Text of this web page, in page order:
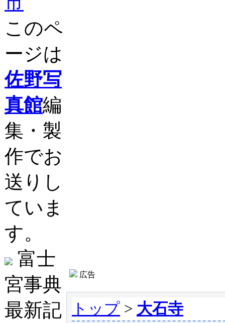
このペ
ージは
佐野写
真館編
集・製
作でお
送りし
ていま
す。
富士
宮事典
最新記
広告
トップ > 大石寺